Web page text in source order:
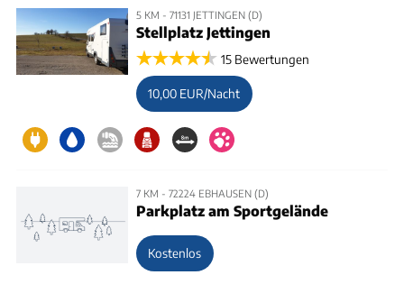
5 KM - 71131 JETTINGEN (D)
Stellplatz Jettingen
15 Bewertungen
10,00 EUR/Nacht
7 KM - 72224 EBHAUSEN (D)
Parkplatz am Sportgelände
Kostenlos